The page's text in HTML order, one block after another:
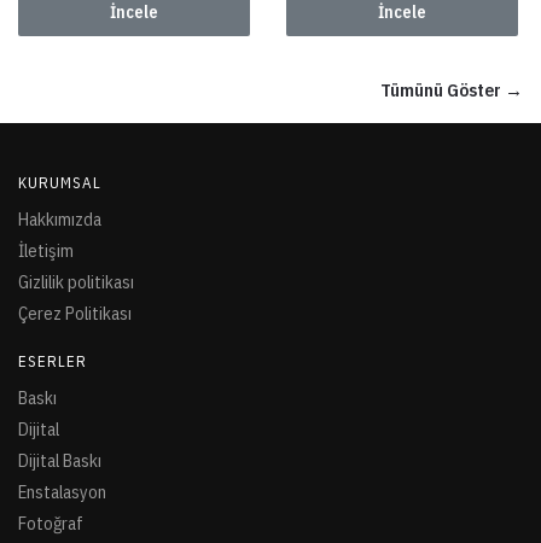
İncele İncele
Tümünü Göster →
KURUMSAL
Hakkımızda
İletişim
Gizlilik politikası
Çerez Politikası
ESERLER
Baskı
Dijital
Dijital Baskı
Enstalasyon
Fotoğraf